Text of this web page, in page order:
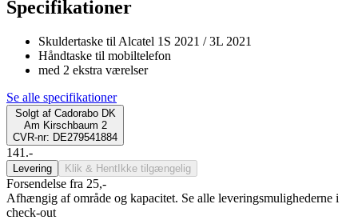
Specifikationer
Skuldertaske til Alcatel 1S 2021 / 3L 2021
Håndtaske til mobiltelefon
med 2 ekstra værelser
Se alle specifikationer
Solgt af Cadorabo DK
Am Kirschbaum 2
CVR-nr: DE279541884
141.-
Levering Klik & Hent Ikke tilgængelig
Forsendelse fra 25,-
Afhængig af område og kapacitet. Se alle leveringsmulighederne i
check-out